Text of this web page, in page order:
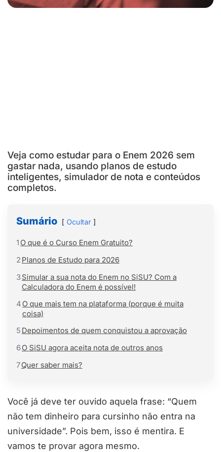
Veja como estudar para o Enem 2026 sem
gastar nada, usando planos de estudo
inteligentes, simulador de nota e conteúdos
completos.
Sumário Ocultar
1 O que é o Curso Enem Gratuito?
2 Planos de Estudo para 2026
3Simular a sua nota do Enem no SiSU? Com a
Calculadora do Enem é possível!
4 O que mais tem na plataforma (porque é muita
coisa)
5 Depoimentos de quem conquistou a aprovação
6O SiSU agora aceita nota de outros anos
7Quer saber mais?
Você já deve ter ouvido aquela frase: “Quem
não tem dinheiro para cursinho não entra na
universidade”. Pois bem, isso é mentira. E
vamos te provar agora mesmo.